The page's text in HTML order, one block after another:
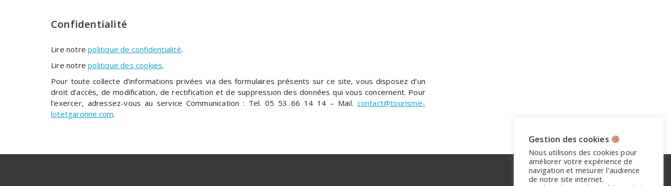
Confidentialité
Lire notrepolitique de confidentialité.
Lire notrepolitique des cookies.
Pour toute collecte d’informations privées via des formulaires présents sur ce site, vous disposez d’un
droit d’accès, de modification, de rectification et de suppression des données qui vous concernent. Pour
l’exercer, adressez-vous au service Communication : Tel. 05 53 66 14 14 – Mail. contact@tourisme-
lotetgaronne.com.
Gestion des cookies
Nous utilisons des cookies pour
améliorer votre expérience de
navigation et mesurer l'audience
de notre site internet.